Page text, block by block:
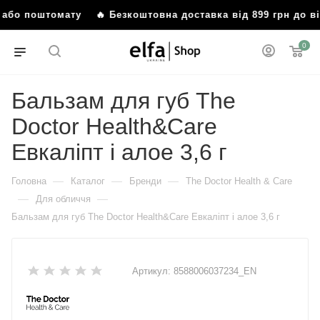
або поштомату 🔥 Безкоштовна доставка від 899 грн до
0
Бальзам для губ The
Doctor Health&Care
Евкаліпт і алое 3,6 г
Головна — Каталог — Бренди — The Doctor Health & Care
— Для обличчя —
Бальзам для губ The Doctor Health&Care Евкаліпт і алое 3,6 г
Артикул: 8588006037234_EN